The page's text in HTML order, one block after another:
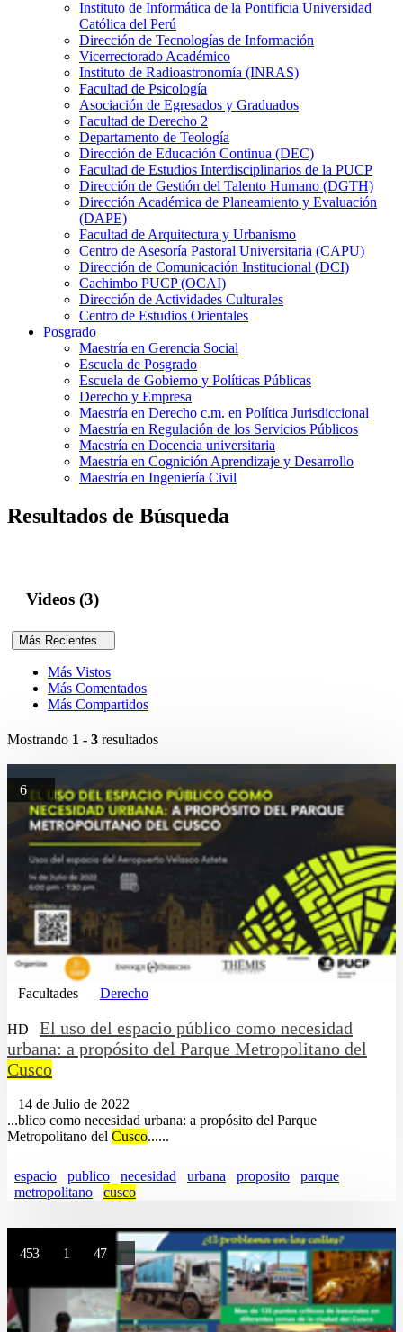
Instituto de Informática de la Pontificia Universidad
Católica del Perú
Dirección de Tecnologías de Información
Vicerrectorado Académico
Instituto de Radioastronomía (INRAS)
Facultad de Psicología
Asociación de Egresados y Graduados
Facultad de Derecho 2
Departamento de Teología
Dirección de Educación Continua (DEC)
Facultad de Estudios Interdisciplinarios de la PUCP
Dirección de Gestión del Talento Humano (DGTH)
Dirección Académica de Planeamiento y Evaluación
(DAPE)
Facultad de Arquitectura y Urbanismo
Centro de Asesoría Pastoral Universitaria (CAPU)
Dirección de Comunicación Institucional (DCI)
Cachimbo PUCP (OCAI)
Dirección de Actividades Culturales
Centro de Estudios Orientales
Posgrado
Maestría en Gerencia Social
Escuela de Posgrado
Escuela de Gobierno y Políticas Públicas
Derecho y Empresa
Maestría en Derecho c.m. en Política Jurisdiccional
Maestría en Regulación de los Servicios Públicos
Maestría en Docencia universitaria
Maestría en Cognición Aprendizaje y Desarrollo
Maestría en Ingeniería Civil
Resultados de Búsqueda
Videos (3)
Más Recientes
Más Vistos
Más Comentados
Más Compartidos
Mostrando 1 - 3 resultados
6
Facultades Derecho
HD
El uso del espacio público como necesidad
urbana: a propósito del Parque Metropolitano del
Cusco
14 de Julio de 2022
...blico como necesidad urbana: a propósito del Parque
Metropolitano del Cusco......
espacio publico necesidad urbana proposito
parque
metropolitano
cusco
453 1 47